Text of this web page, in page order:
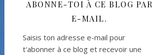
ABONNE-TOI À CE BLOG PAR
E-MAIL.
Saisis ton adresse e-mail pour
t'abonner à ce blog et recevoir une